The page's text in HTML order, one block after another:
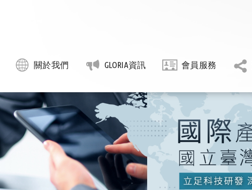
關於我們 GLORIA資訊 會員服務